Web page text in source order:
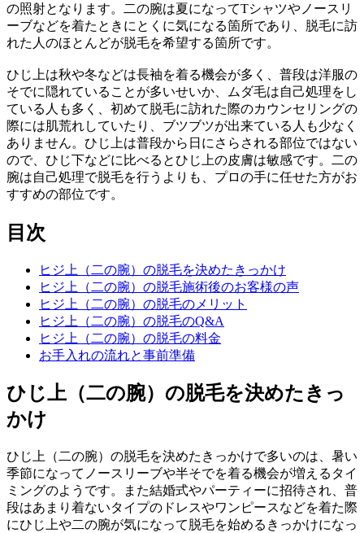
の照射となります。二の腕は夏になってTシャツやノースリ
ーブなどを着たときにとくに気になる箇所であり、脱毛に訪
れた人のほとんどが脱毛を希望する箇所です。
ひじ上は秋や冬などは長袖を着る機会が多く、普段は洋服の
そでに隠れていることが多いせいか、ムダ毛は自己処理をし
ている人も多く、初めて脱毛に訪れた際のカウンセリングの
際には肌荒れしていたり、ブツブツが出来ている人も少なく
ありません。ひじ上は普段から日にさらされる部位ではない
ので、ひじ下などに比べるとひじ上の皮膚は敏感です。二の
腕は自己処理で脱毛を行うよりも、プロの手に任せた方がお
すすめの部位です。
目次
ヒジ上（二の腕）の脱毛を決めたきっかけ
ヒジ上（二の腕）の脱毛施術後のお客様の声
ヒジ上（二の腕）の脱毛のメリット
ヒジ上（二の腕）の脱毛のQ&A
ヒジ上（二の腕）の脱毛の料金
お手入れの流れと事前準備
ひじ上（二の腕）の脱毛を決めたきっ
かけ
ひじ上（二の腕）の脱毛を決めたきっかけで多いのは、暑い
季節になってノースリーブや半そでを着る機会が増えるタイ
ミングのようです。また結婚式やパーティーに招待され、普
段はあまり着ないタイプのドレスやワンピースなどを着た際
にひじ上や二の腕が気になって脱毛を始めるきっかけになっ